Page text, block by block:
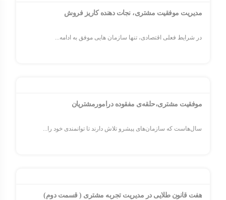
مدیریت موفقیت مشتری، نجات دهنده کاریز فروش
در شرایط فعلی اقتصادی، تنها سازمان هایی موفق به ادامه...
موفقیت مشتری،حلقه‌ی مفقوده درامورمشتریان
سال‌هاست که سازمان‌های پیشرو تلاش دارند تا توانمندی خود را...
هفت قانون طلایی در مدیریت تجربه مشتری ( قسمت دوم)